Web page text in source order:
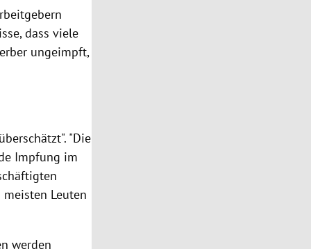
dass viele
ungeimpft,
"Die
Impfung im
Leuten
werden